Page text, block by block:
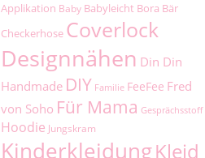
Applikation Baby Babyleicht Bora Bär
Checkerhose Coverlock
Designnähen Din Din
Handmade DIY Familie FeeFee Fred
von Soho Für Mama Gesprächsstoff
Hoodie Jungskram
KinderkleidungKleid